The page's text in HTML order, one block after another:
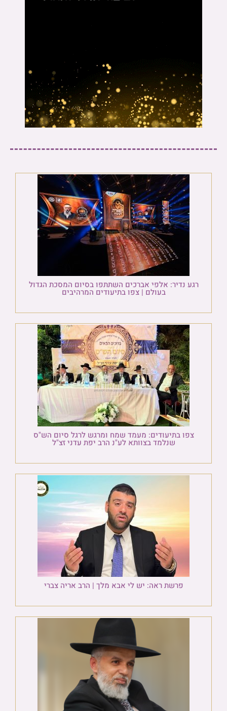
רגע נדיר: אלפי אברכים השתתפו בסיום המסכת הגדול
בעולם | צפו בתיעודים המרהיבים
צפו בתיעודים: מעמד שמח ומרגש לרגל סיום הש"ס
שנלמד בצוותא לע"נ הרב יפת עדני זצ"ל
פרשת ראה: יש לי אבא מלך | הרב אריה צברי